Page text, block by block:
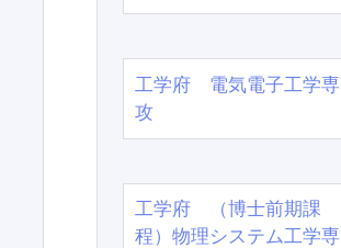
工学府 電気電子工学専
攻
工学府 （博士前期課
程）物理システム工学専